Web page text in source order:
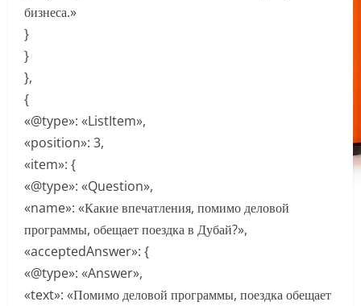
бизнеса.»
}
}
},
{
«@type»: «ListItem»,
«position»: 3,
«item»: {
«@type»: «Question»,
«name»: «Какие впечатления, помимо деловой
программы, обещает поездка в Дубай?»,
«acceptedAnswer»: {
«@type»: «Answer»,
«text»: «Помимо деловой программы, поездка обещает